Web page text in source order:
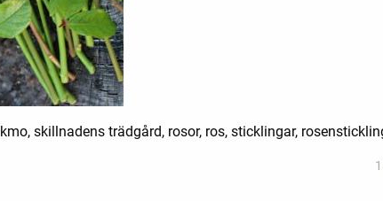
skillnadens trädgård, rosor, ros, sticklingar,